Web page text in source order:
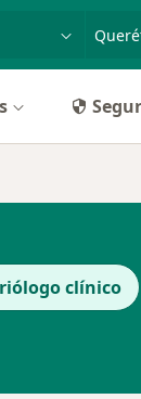
op. ej.
clínico